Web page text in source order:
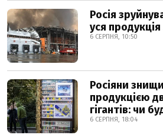
Росія
уся
6 СЕРПНЯ, 10:50
Росіяни
продукцією
гігантів: чи
6 СЕРПНЯ, 18:04